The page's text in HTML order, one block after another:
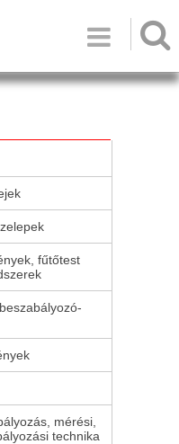

fűtőtest
mérési,
technika